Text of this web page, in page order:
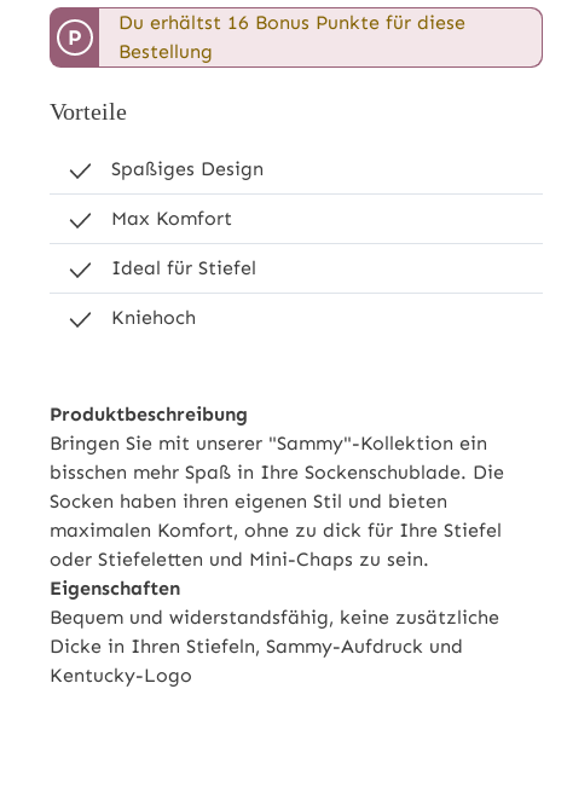
P
Du erhältst 16 Bonus Punkte für diese
Bestellung
Vorteile
Spaßiges Design
Max Komfort
Ideal für Stiefel
Kniehoch
Produktbeschreibung
Bringen Sie mit unserer "Sammy"-Kollektion ein
bisschen mehr Spaß in Ihre Sockenschublade. Die
Socken haben ihren eigenen Stil und bieten
maximalen Komfort, ohne zu dick für Ihre Stiefel
oder Stiefeletten und Mini-Chaps zu sein.
Eigenschaften
Bequem und widerstandsfähig, keine zusätzliche
Dicke in Ihren Stiefeln, Sammy-Aufdruck und
Kentucky-Logo